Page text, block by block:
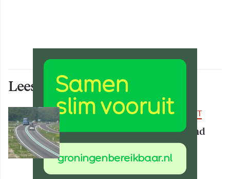
Lees ook deze artikelen
BEREIKBAARHEID & MOBILITEIT
Deel van N34 meer dan maand
afgesloten vanwege
werkzaamheden